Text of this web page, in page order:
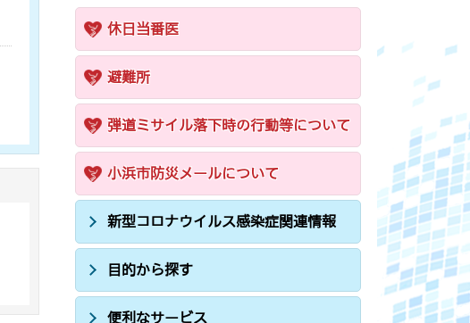
休日当番医
避難所
弾道ミサイル落下時の行動等について
小浜市防災メールについて
新型コロナウイルス感染症関連情報
目的から探す
便利なサービス